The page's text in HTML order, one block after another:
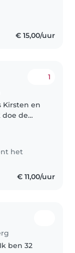
en dat is
heb
voor
€ 15,00/uur
1
Kirsten en
doe de
en
ben pas..
het
€ 11,00/uur
ben 32